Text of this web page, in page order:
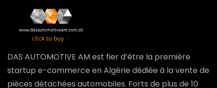
DAS AUTOMOTIVE AM est fier d’être la première
startup e-commerce en Algérie dédiée à la vente de
pièces détachées automobiles. Forts de plus de 10